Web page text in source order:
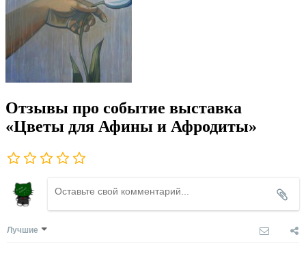
Отзывы про событие выставка
«Цветы для Афины и Афродиты»
Лучшие